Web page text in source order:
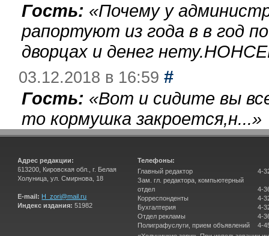
Гость: «Почему у
рапортуют из года в в год
дворцах и денег
03.12.2018 в 16:59 #
Гость: «Вот и сидите вы
то кормушка закроется,н...»
Адрес редакции:
613200, Кировская обл., г. Белая
Холуница, ул. Смирнова, 18
E-mail: H_zori@mail.ru
Индекс издания: 51982
Телефоны:
Главный редактор
Зам. гл. редактора, компьютерный
отдел
Корреспонденты
Бухгалтерия
Отдел рекламы
Полиграфуслуги, прием объявлений
4-
4-
4-
4-
4-
4-